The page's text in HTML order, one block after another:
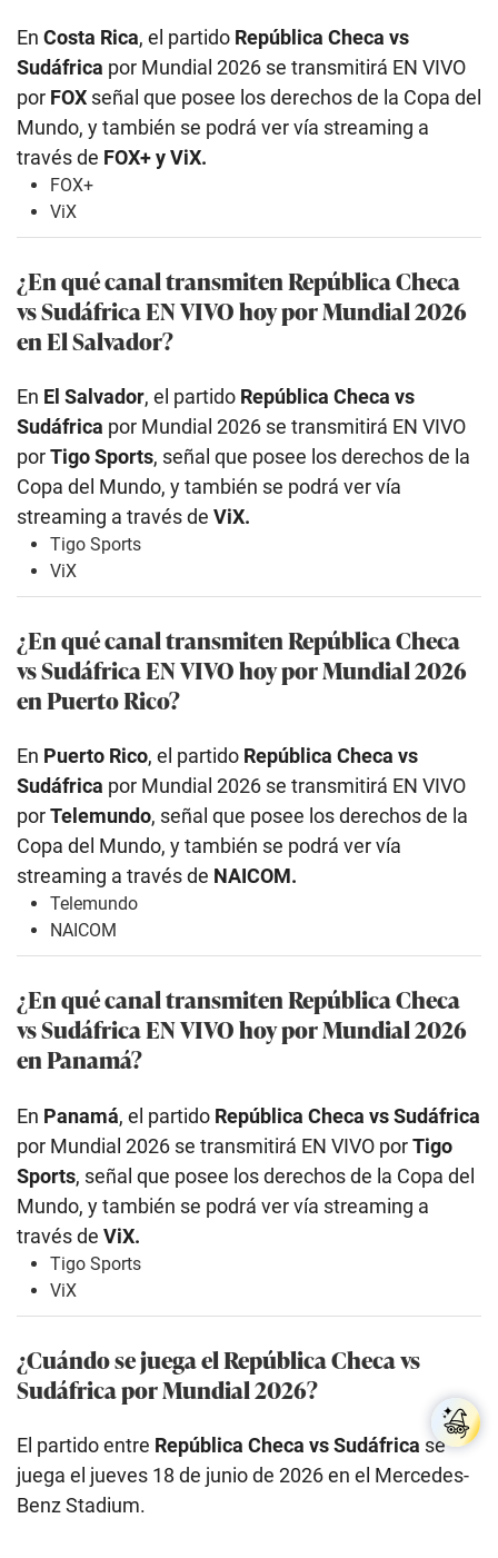
En Costa Rica, el partido República Checa vs
Sudáfrica por Mundial 2026 se transmitirá EN VIVO
por FOX señal que posee los derechos de la Copa del
Mundo, y también se podrá ver vía streaming a
través de FOX+ y ViX.
FOX+
ViX
¿En qué canal transmiten República Checa
vs Sudáfrica EN VIVO hoy por Mundial 2026
en El Salvador?
En El Salvador, el partido República Checa vs
Sudáfrica por Mundial 2026 se transmitirá EN VIVO
porTigo Sports, señal que posee los derechos de la
Copa del Mundo, y también se podrá ver vía
streaming a través de ViX.
Tigo Sports
ViX
¿En qué canal transmiten República Checa
vs Sudáfrica EN VIVO hoy por Mundial 2026
en Puerto Rico?
En Puerto Rico, el partido República Checa vs
Sudáfrica por Mundial 2026 se transmitirá EN VIVO
porTelemundo, señal que posee los derechos de la
Copa del Mundo, y también se podrá ver vía
streaming a través de NAICOM.
Telemundo
NAICOM
¿En qué canal transmiten República Checa
vs SudáfricaEN VIVO hoy por Mundial 2026
en Panamá?
En Panamá, el partido República Checa vs Sudáfrica
por Mundial 2026 se transmitirá EN VIVO porTigo
Sports, señal que posee los derechos de la Copa del
Mundo, y también se podrá ver vía streaming a
través de ViX.
Tigo Sports
ViX
¿Cuándo se juega el República Checa vs
Sudáfrica por Mundial 2026?
El partido entre República Checa vs Sudáfrica se
juega el jueves 18 de junio de 2026 en el Mercedes-
Benz Stadium.